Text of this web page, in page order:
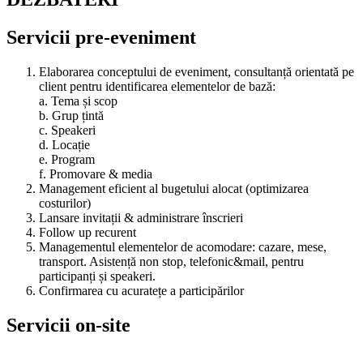
Servicii pre-eveniment
Elaborarea conceptului de eveniment, consultanță orientată pe
client pentru identificarea elementelor de bază:
a. Tema și scop
b. Grup țintă
c. Speakeri
d. Locație
e. Program
f. Promovare & media
Management eficient al bugetului alocat (optimizarea
costurilor)
Lansare invitații & administrare înscrieri
Follow up recurent
Managementul elementelor de acomodare: cazare, mese,
transport. Asistență non stop, telefonic&mail, pentru
participanți și speakeri.
Confirmarea cu acuratețe a participărilor
Servicii on-site